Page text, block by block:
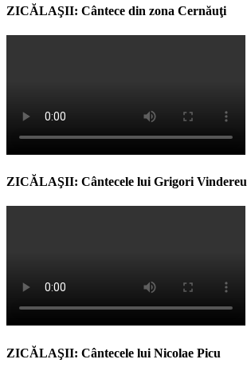
ZICĂLAŞII: Cântece din zona Cernăuţi
ZICĂLAŞII: Cântecele lui Grigori Vindereu
ZICĂLAŞII: Cântecele lui Nicolae Picu